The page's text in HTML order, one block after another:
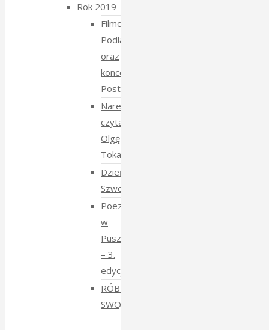
Rok 2019
Filmowe
Podlasie
oraz
koncert
Postmana
Narewka
czyta
Olgę
Tokarczuk
Dzień
Szwedzki
Poezja
w
Puszczy
– 3.
edycja
RÓBMY
SWOJE
–